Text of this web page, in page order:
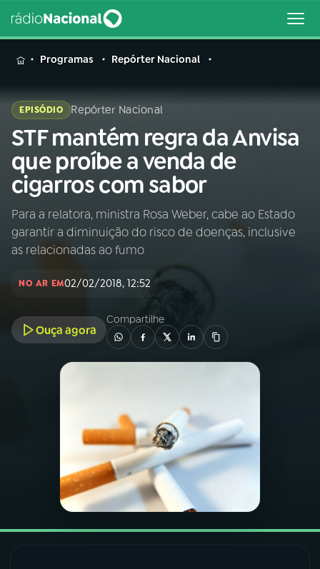
MENU
Buscar
na
Rádio
Nacional
Buscar
AO VIVO
PODCASTS
VIDEOCASTS
Programas Repórter Nacional
EPISÓDIO Repórter Nacional
STF mantém regra da Anvisa
que proíbe a venda de
cigarros com sabor
Para a relatora, ministra Rosa Weber, cabe ao Estado
garantir a diminuição do risco de doenças, inclusive
as relacionadas ao fumo
NO AR EM02/02/2018, 12:52
Ouça agora
Compartilhe